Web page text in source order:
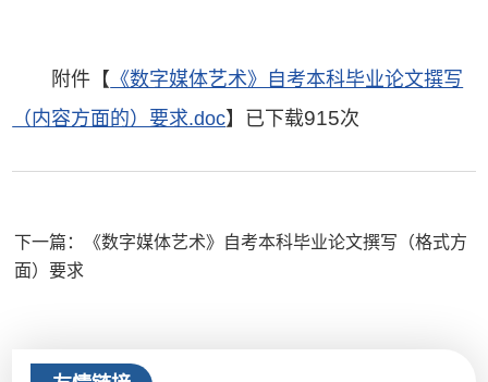
附件【 《数字媒体艺术》自考本科毕业论文撰写
（内容方面的）要求.doc】已下载915次
下一篇：《数字媒体艺术》自考本科毕业论文撰写（格式方
面）要求